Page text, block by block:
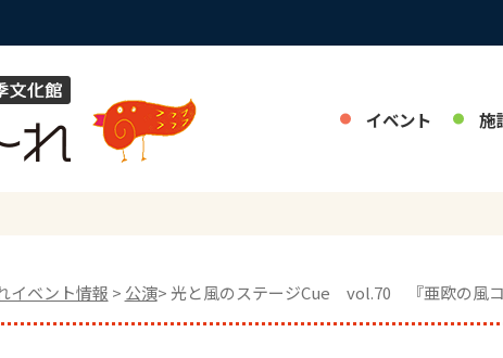
イベント 施
イベント情報 > 公演> 光と風のステージCue vol.70 『亜欧の風コ